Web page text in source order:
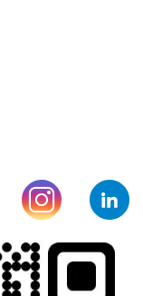
Xem chi tiết Xem chi tiết